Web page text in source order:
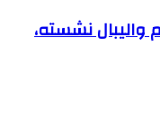
والیبال نشسته،